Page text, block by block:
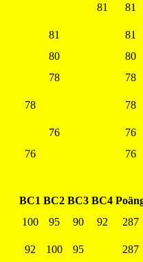
81
81
81
81
80
80
78
78
78
78
76
76
76 76
BC1 BC2 BC3 BC4
100 95 90 92
287
92 100 95
287